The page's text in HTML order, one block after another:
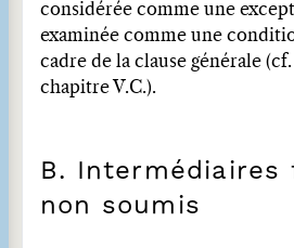
considérée comme une
examinée comme une
cadre de la clause générale
chapitre V.C.).
B. Intermédiaires
non soumis